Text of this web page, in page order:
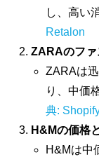
し、高い
Retalon
ZARAのファ
ZARAは
り、中価
典:
H&Mの価格
H&Mは中